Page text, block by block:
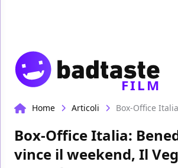
FILM
Home Articoli
Box-Office Italia:
vince il weekend, Il